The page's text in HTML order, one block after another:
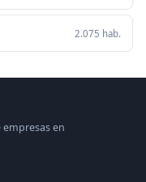
2.075 hab.
en